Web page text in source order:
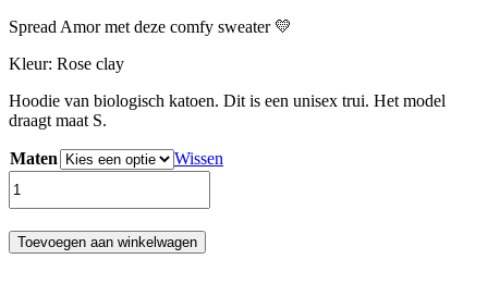
Spread Amor met deze comfy sweater 💛
Kleur: Rose clay
Hoodie van biologisch katoen. Dit is een unisex trui. Het model
draagt maat S.
Maten
Wissen
-
Biologisch
Toevoegen aan winkelwagen